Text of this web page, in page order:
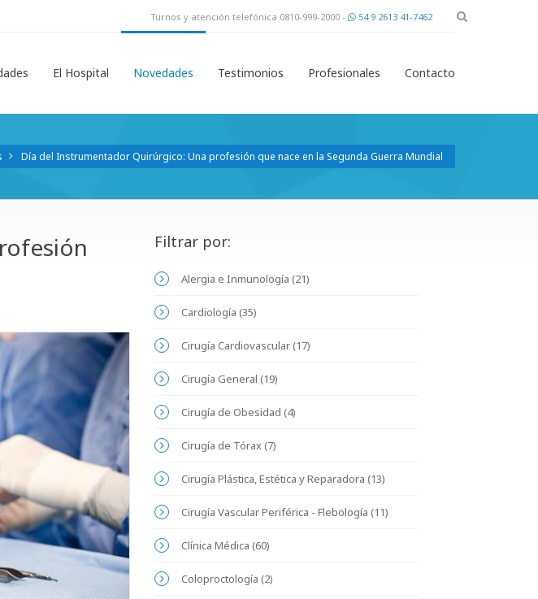
Turnos y atención telefónica 0810-999-2000 - 54 9 2613 41-7462
El Hospital Novedades Testimonios Profesionales Contacto
Día del Instrumentador Quirúrgico: Una profesión que nace en la Segunda Guerra Mundial
Filtrar por:
Alergia e Inmunología (21)
Cardiología (35)
Cirugía Cardiovascular (17)
Cirugía General (19)
Cirugía de Obesidad (4)
Cirugía de Tórax (7)
Cirugía Plástica, Estética y Reparadora (13)
Cirugía Vascular Periférica - Flebología (11)
Clínica Médica (60)
Coloproctología (2)